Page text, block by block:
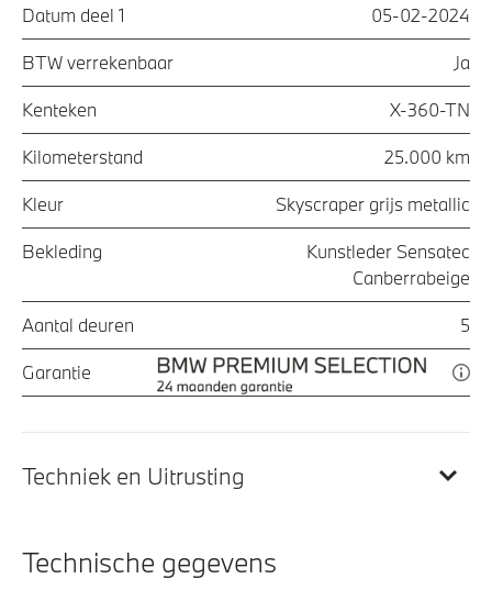
Datum deel 1 05-02-2024
BTW verrekenbaar Ja
Kenteken X-360-TN
Kilometerstand 25.000 km
Kleur Skyscraper grijs metallic
Bekleding
Kunstleder Sensatec
Canberrabeige
Aantal deuren 5
Garantie
Techniek en Uitrusting
Technische gegevens